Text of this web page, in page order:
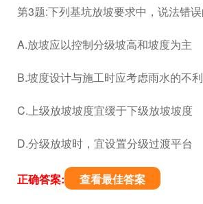
第3题:下列基坑放坡要求中，说法错误
A.放坡应以控制分级坡高和坡度为主
B.坡度设计与施工时应考虑雨水的不
C.上级放坡坡度宜缓于下级放坡坡度
D.分级放坡时，宜设置分级过渡平台
正确答案: 查看最佳答案